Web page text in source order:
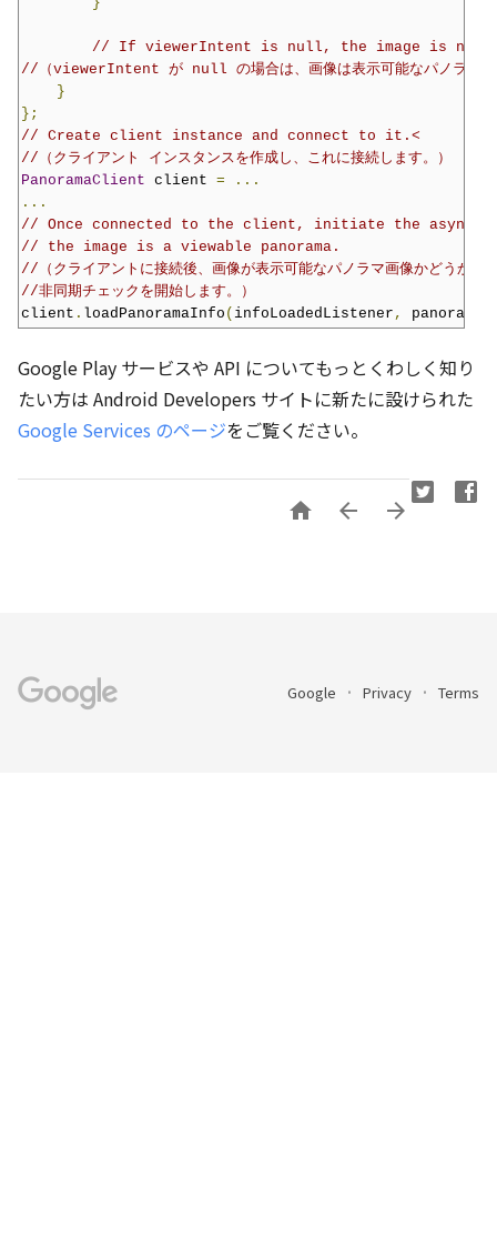
// If viewerIntent is null, the image is not a
//（viewerIntent が null の場合は、画像は表示可能なパノラマ画
}
};
// Create client instance and connect to it.<
//（クライアント インスタンスを作成し、これに接続します。）
PanoramaClient client =
...
...
// Once connected to the client, initiate the
// the image is a viewable panorama.
//（クライアントに接続後、画像が表示可能なパノラマ画像かどうか、
//非同期チェックを開始します。）
client . loadPanoramaInfo ( infoLoadedListener ,
Google Play サービスや API についてもっとくわしく知り
たい方は Android Developers サイトに新たに設けられた
Google Services のページをご覧ください。
  
Google Privacy Terms